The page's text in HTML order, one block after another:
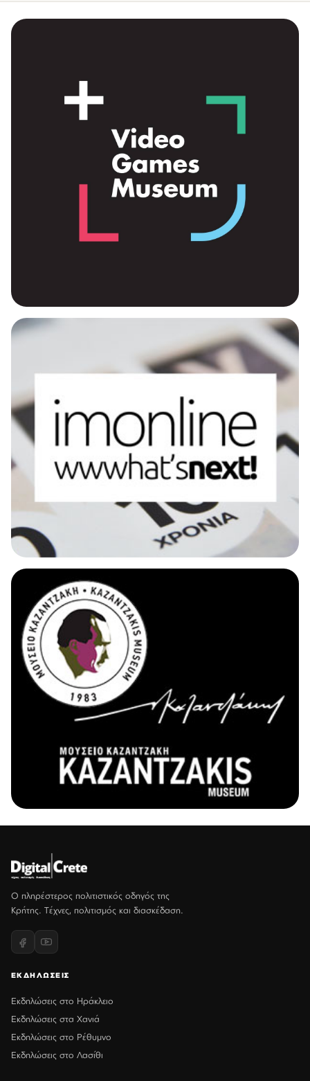
Ο πληρέστερος πολιτιστικός οδηγός της
Κρήτης. Τέχνες, πολιτισμός και διασκέδαση.
ΕΚΔΗΛΩΣΕΙΣ
Εκδηλώσεις στο Ηράκλειο
Εκδηλώσεις στα Χανιά
Εκδηλώσεις στο Ρέθυμνο
Εκδηλώσεις στο Λασίθι